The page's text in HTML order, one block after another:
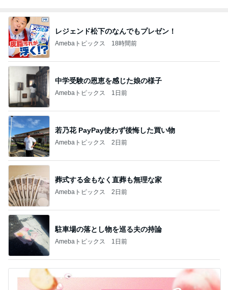
レジェンド松下のなんでもプレゼン！
Amebaトピックス 18時間前
中学受験の恩恵を感じた娘の様子
Amebaトピックス 1日前
若乃花 PayPay使わず後悔した買い物
Amebaトピックス 2日前
葬式する金もなく直葬も無理な家
Amebaトピックス 2日前
駐車場の落とし物を巡る夫の持論
Amebaトピックス 1日前